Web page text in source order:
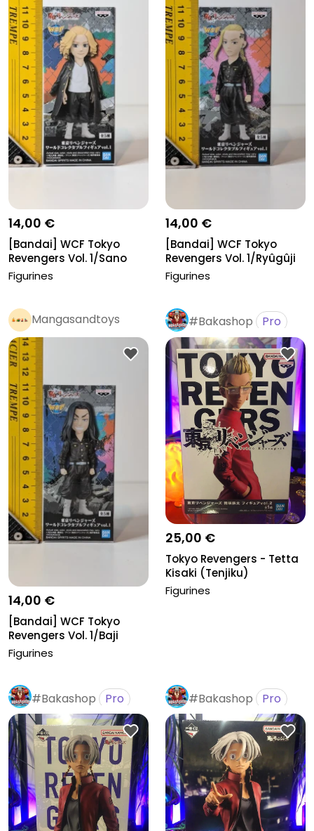
14,00 €
[Bandai] WCF Tokyo
Revengers Vol. 1/Sano
Manjiro
Figurines
14,00 €
[Bandai] WCF Tokyo
Revengers Vol. 1/Ryûgûji
Ken
Figurines
Mangasandtoys
Pro
14,00 €
[Bandai] WCF Tokyo
Revengers Vol. 1/Baji
Keisuke
Figurines
#Bakashop Pro
25,00 €
Tokyo Revengers - Tetta
Kisaki (Tenjiku)
Figurines
#Bakashop Pro #Bakashop Pro